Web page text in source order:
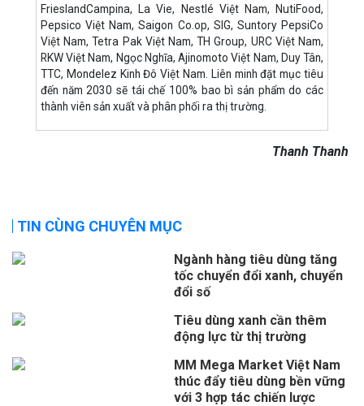
FrieslandCampina, La Vie, Nestlé Việt Nam, NutiFood,
Pepsico Việt Nam, Saigon Co.op, SIG, Suntory PepsiCo
Việt Nam, Tetra Pak Việt Nam, TH Group, URC Việt Nam,
RKW Việt Nam, Ngọc Nghĩa, Ajinomoto Việt Nam, Duy Tân,
TTC, Mondelez Kinh Đô Việt Nam. Liên minh đặt mục tiêu
đến năm 2030 sẽ tái chế 100% bao bì sản phẩm do các
thành viên sản xuất và phân phối ra thị trường.
Thanh Thanh
TIN CÙNG CHUYÊN MỤC
Ngành hàng tiêu dùng tăng
tốc chuyển đổi xanh, chuyển
đổi số
Tiêu dùng xanh cần thêm
động lực từ thị trường
MM Mega Market Việt Nam
thúc đẩy tiêu dùng bền vững
với 3 hợp tác chiến lược